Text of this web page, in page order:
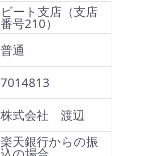
ビート支店（支店
番号210）
普通
7014813
株式会社 渡辺
楽天銀行からの振